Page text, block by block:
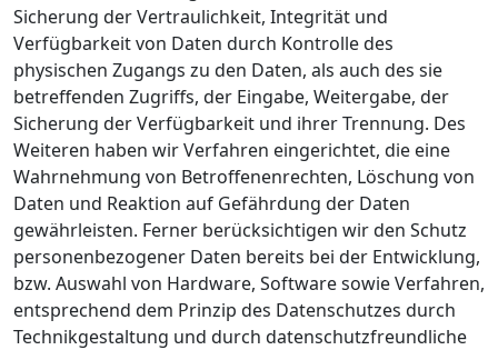
Sicherung der Vertraulichkeit, Integrität und
Verfügbarkeit von Daten durch Kontrolle des
physischen Zugangs zu den Daten, als auch des sie
betreffenden Zugriffs, der Eingabe, Weitergabe, der
Sicherung der Verfügbarkeit und ihrer Trennung. Des
Weiteren haben wir Verfahren eingerichtet, die eine
Wahrnehmung von Betroffenenrechten, Löschung von
Daten und Reaktion auf Gefährdung der Daten
gewährleisten. Ferner berücksichtigen wir den Schutz
personenbezogener Daten bereits bei der Entwicklung,
bzw. Auswahl von Hardware, Software sowie Verfahren,
entsprechend dem Prinzip des Datenschutzes durch
Technikgestaltung und durch datenschutzfreundliche